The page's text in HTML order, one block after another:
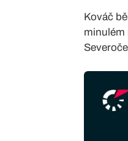
Kováč
minulém